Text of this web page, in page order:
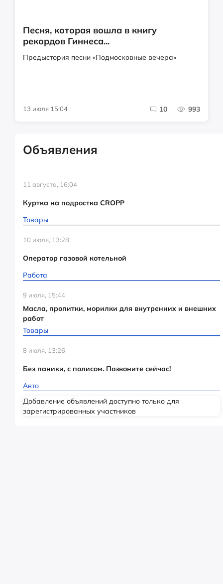
Песня, которая вошла в книгу
рекордов Гиннеса...
Предыстория песни «Подмосковные вечера»
13 июля 15:04 10 993
Объявления
11 августа, 16:04
Куртка на подростка CROPP
Товары
10 июля, 13:28
Оператор газовой котельной
Работа
9 июля, 15:44
Масла, пропитки, морилки для внутренних и внешних
работ
Товары
8 июля, 13:26
Без паники, с полисом. Позвоните сейчас!
Авто
Добавление объявлений доступно только для
зарегистрированных участников